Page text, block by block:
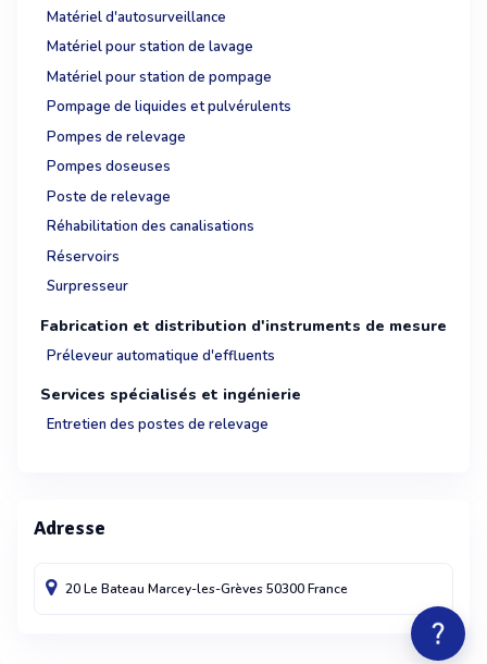
Matériel d'autosurveillance
Matériel pour station de lavage
Matériel pour station de pompage
Pompage de liquides et pulvérulents
Pompes de relevage
Pompes doseuses
Poste de relevage
Réhabilitation des canalisations
Réservoirs
Surpresseur
Fabrication et distribution d'instruments de mesure
Préleveur automatique d'effluents
Services spécialisés et ingénierie
Entretien des postes de relevage
Adresse
20 Le Bateau Marcey-les-Grèves50300France